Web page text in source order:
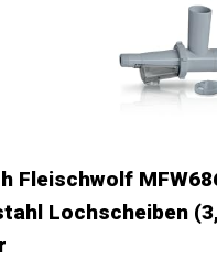
Fleischwolf
Lochscheiben